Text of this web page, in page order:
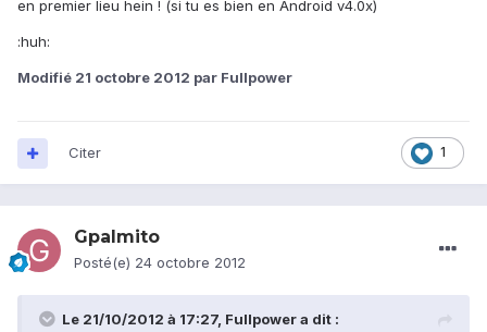
en premier lieu hein ! (si tu es bien en Android v4.0x)
:huh:
Modifié 21 octobre 2012 par Fullpower
1
Citer
Gpalmito
Posté(e) 24 octobre 2012
Le 21/10/2012 à 17:27, Fullpower a dit :